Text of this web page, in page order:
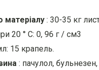
матеріалу : 30-35 кг
20 ° С: 0, 96 г / см3
15 крапель.
: пачулол,